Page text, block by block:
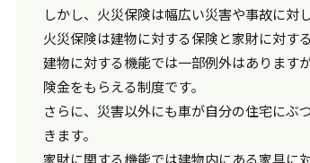
しかし、火災保険は幅広い災害や事故に対
火災保険は建物に対する保険と家財に対す
建物に対する機能では一部例外はあります
険金をもらえる制度です。
さらに、災害以外にも車が自分の住宅にぶ
きます。
家財に関する機能では建物内にある家具に